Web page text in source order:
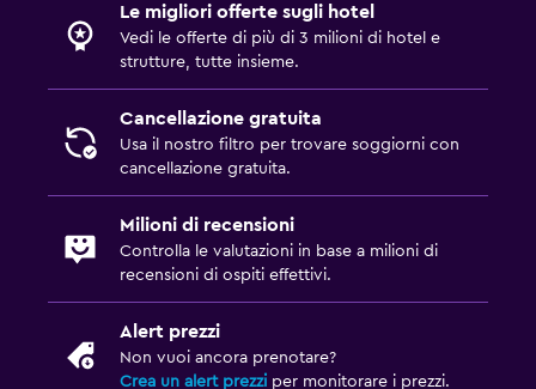
Le migliori offerte sugli hotel
Vedi le offerte di più di 3 milioni di hotel e
strutture, tutte insieme.
Cancellazione gratuita
Usa il nostro filtro per trovare soggiorni con
cancellazione gratuita.
Milioni di recensioni
Controlla le valutazioni in base a milioni di
recensioni di ospiti effettivi.
Alert prezzi
Non vuoi ancora prenotare?
Crea un alert prezzi per monitorare i prezzi.